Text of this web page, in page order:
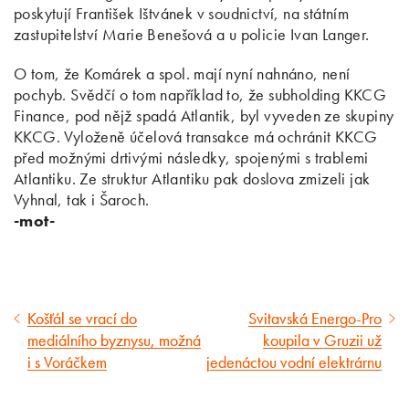
poskytují František Ištvánek v soudnictví, na státním
zastupitelství Marie Benešová a u policie Ivan Langer.
O tom, že Komárek a spol. mají nyní nahnáno, není
pochyb. Svědčí o tom například to, že subholding KKCG
Finance, pod nějž spadá Atlantik, byl vyveden ze skupiny
KKCG. Vyloženě účelová transakce má ochránit KKCG
před možnými drtivými následky, spojenými s trablemi
Atlantiku. Ze struktur Atlantiku pak doslova zmizeli jak
Vyhnal, tak i Šaroch.
-mot-
Předcházející
článek
Košťál se vrací do
mediálního byznysu, možná
i s Voráčkem
Následující
článek
Svitavská Energo-Pro
koupila v Gruzii už
jedenáctou vodní elektrárnu